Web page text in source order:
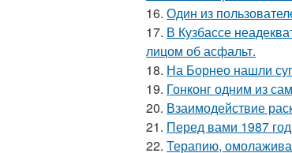
16. Один из
17. В Кузбассе
лицом об асфальт.
18. На Борнео нашли
19. Гонконг одним из
20. Взаимодействие
21. Перед вами 1987
22. Терапию,